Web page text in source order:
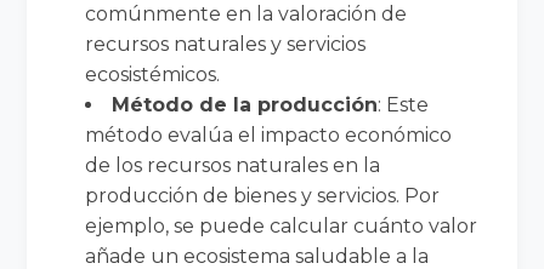
comúnmente en la valoración de
recursos naturales y servicios
ecosistémicos.
Método de la producción: Este
método evalúa el impacto económico
de los recursos naturales en la
producción de bienes y servicios. Por
ejemplo, se puede calcular cuánto valor
añade un ecosistema saludable a la